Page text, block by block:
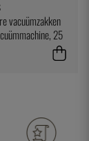
vacuümzakken
25
-